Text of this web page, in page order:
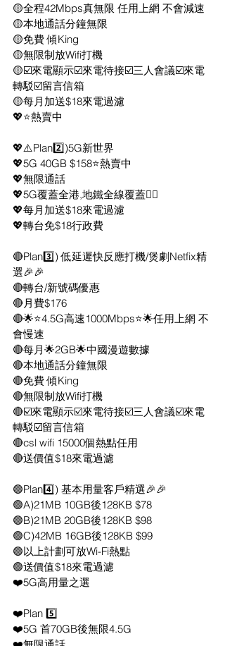
🟡全程42Mbps真無限 任用上網 不會減速
🟡本地通話分鐘無限
🟡免費 傾King
🟡無限制放Wifi打機
🟡☑️來電顯示☑️來電待接☑️三人會議☑️來電
轉駁☑️留言信箱
🟡每月加送$18來電過濾
💖⭐熱賣中
💖⚠️Plan2️⃣)5G新世界
💖5G 40GB $158⭐熱賣中
💖無限通話
💖5G覆蓋全港,地鐵全線覆蓋👍🏻
💖每月加送$18來電過濾
💖轉台免$18行政費
🔴Plan3️⃣) 低延遲快反應打機/煲劇Netfix精
選🎉🎉
🔴轉台/新號碼優惠
🔴月費$176
🔴🌟⭐4.5G高速1000Mbps⭐🌟任用上網 不
會慢速
🔴每月🌟2GB🌟中國漫遊數據
🔴本地通話分鐘無限
🔴免費 傾King
🔴無限制放Wifi打機
🔴☑️來電顯示☑️來電待接☑️三人會議☑️來電
轉駁☑️留言信箱
🔴csl wifi 15000個熱點任用
🔴送價值$18來電過濾
🟢Plan4️⃣) 基本用量客戶精選🎉🎉
🟢A)21MB 10GB後128KB $78
🟢B)21MB 20GB後128KB $98
🟢C)42MB 16GB後128KB $99
🟢以上計劃可放Wi-Fi熱點
🟢送價值$18來電過濾
❤️5G高用量之選
❤️Plan 5️⃣
❤️5G 首70GB後無限4.5G